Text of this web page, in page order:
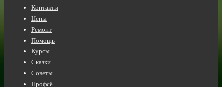
менюКонтакты
Цены
Ремонт
Помощь
Курсы
Сказки
Советы
Профсё